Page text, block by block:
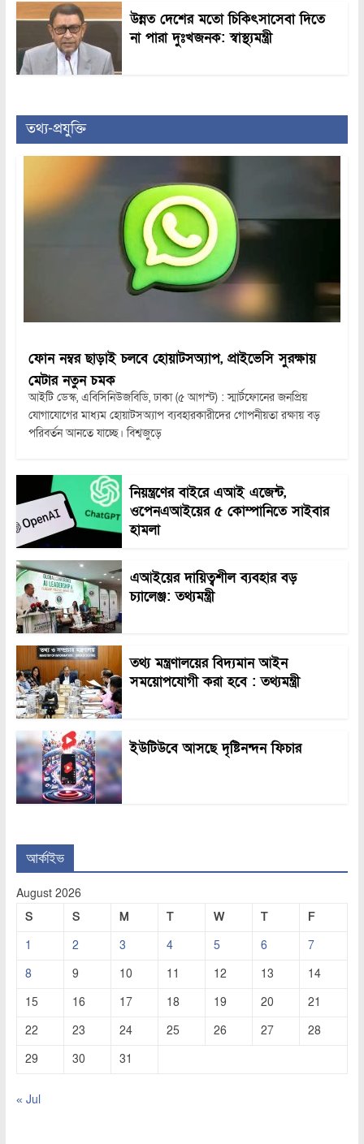
উন্নত দেশের মতো চিকিৎসাসেবা দিতে
না পারা দুঃখজনক: স্বাস্থ্যমন্ত্রী
তথ্য-প্রযুক্তি
ফোন নম্বর ছাড়াই চলবে হোয়াটসঅ্যাপ, প্রাইভেসি সুরক্ষায়
মেটার নতুন চমক
আইটি ডেস্ক, এবিসিনিউজবিডি, ঢাকা (৫ আগস্ট) : স্মার্টফোনের জনপ্রিয়
যোগাযোগের মাধ্যম হোয়াটসঅ্যাপ ব্যবহারকারীদের গোপনীয়তা রক্ষায় বড়
পরিবর্তন আনতে যাচ্ছে। বিশ্বজুড়ে
নিয়ন্ত্রণের বাইরে এআই এজেন্ট,
ওপেনএআইয়ের ৫ কোম্পানিতে সাইবার
হামলা
এআইয়ের দায়িত্বশীল ব্যবহার বড়
চ্যালেঞ্জ: তথ্যমন্ত্রী
তথ্য মন্ত্রণালয়ের বিদ্যমান আইন
সময়োপযোগী করা হবে : তথ্যমন্ত্রী
ইউটিউবে আসছে দৃষ্টিনন্দন ফিচার
আর্কাইভ
August 2026
S
S M T W T
F
1
2 3 4 5 6
7
8
9 10 11 12 13
14
15
16 17 18 19 20
21
22
23 24 25 26 27
28
29
30 31
« Jul